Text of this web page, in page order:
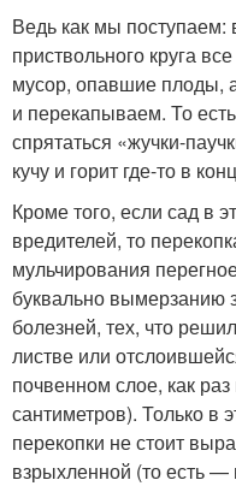
Ведь как мы
приствольного круга
мусор, опавшие плоды,
и перекапываем. То
спрятаться «жучки-
кучу и горит где-то в
Кроме того, если сад в
вредителей, то
мульчирования
буквально вымерзанию
болезней, тех, что
листве или
почвенном слое, как
сантиметров). Только в
перекопки не стоит
взрыхленной (то есть —